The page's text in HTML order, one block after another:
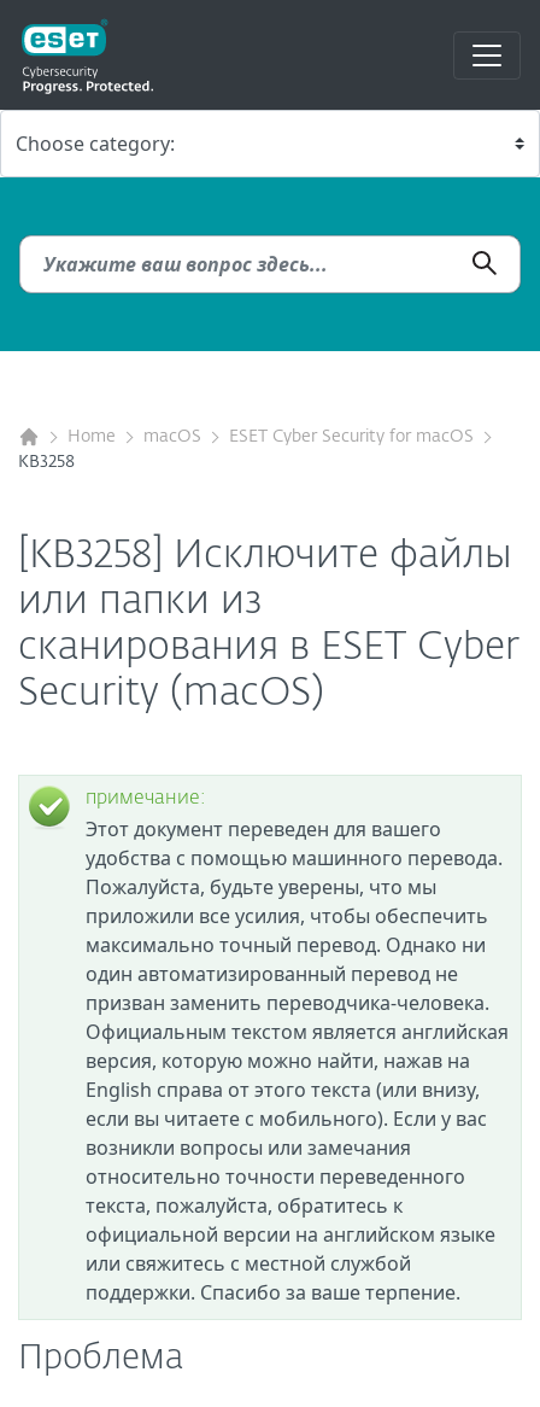
Home macOS
ESET Cyber Security for macOS
KB3258
[KB3258] Исключите файлы
или папки из
сканирования в ESET Cyber
Security (macOS)
примечание:
Этот документ переведен для вашего
удобства с помощью машинного перевода.
Пожалуйста, будьте уверены, что мы
приложили все усилия, чтобы обеспечить
максимально точный перевод. Однако ни
один автоматизированный перевод не
призван заменить переводчика-человека.
Официальным текстом является английская
версия, которую можно найти, нажав на
English справа от этого текста (или внизу,
если вы читаете с мобильного). Если у вас
возникли вопросы или замечания
относительно точности переведенного
текста, пожалуйста, обратитесь к
официальной версии на английском языке
или свяжитесь с местной службой
поддержки. Спасибо за ваше терпение.
Проблема